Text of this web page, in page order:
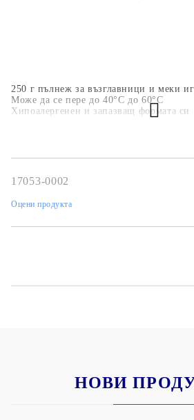
250 г пълнеж за възглавници и меки
Може да се пере до 40°C до 60°C
Хипоалергенен и запазващ формата си
17053-0002
Оцени продукта
НОВИ